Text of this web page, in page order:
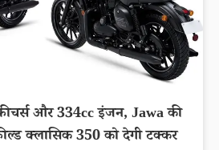
और 334cc इंजन, Jawa की
क्लासिक 350 को देगी टक्कर